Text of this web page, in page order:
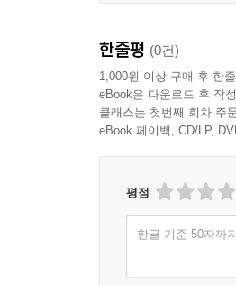
한줄평 (0건)
1,000원 이상 구매 후 한
eBook은 다운로드 후 작
클래스는 첫번째 회차 주
eBook 페이백, CD/LP,
평점
한글 기준 50자까